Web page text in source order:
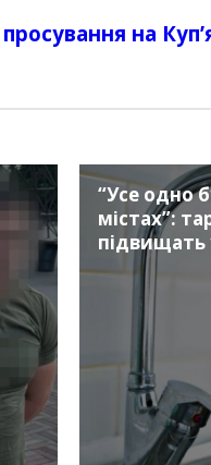
на
“Усе одно
містах”:
підвищать